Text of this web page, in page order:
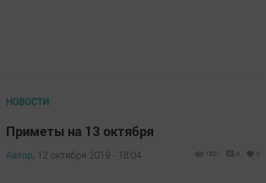
НОВОСТИ
Приметы на 13 октября
Автор, 12 октября 2019 - 18:04 1521 0 0